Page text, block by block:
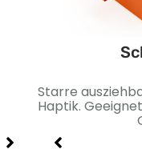
Starre
Haptik.